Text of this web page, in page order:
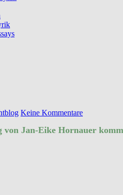
Keine Kommentare
von Jan-Eike Hornauer